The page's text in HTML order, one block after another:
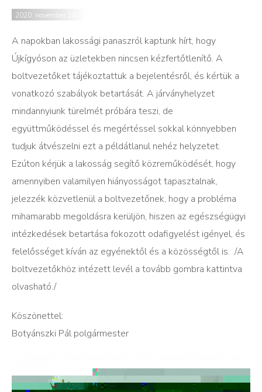
2020. november 18.
A napokban lakossági panaszról kaptunk hírt, hogy
Újkígyóson az üzletekben nincsen kézfertőtlenítő. A
boltvezetőket tájékoztattuk a bejelentésről, és kértük a
vonatkozó szabályok betartását. A járványhelyzet
mindannyiunk türelmét próbára teszi, de
együttműködéssel és megértéssel sokkal könnyebben
tudjuk átvészelni ezt a példátlanul nehéz helyzetet.
Ezúton kérjük a lakosság segítő közreműködését, hogy
amennyiben valamilyen hiányosságot tapasztalnak,
jelezzék közvetlenül a boltvezetőnek, hogy a probléma
mihamarabb megoldásra kerüljön, hiszen az egészségügyi
intézkedések betartása fokozott odafigyelést igényel, és
felelősséget kíván az egyénektől és a közösségtől is. /A
boltvezetőkhöz intézett levél a tovább gombra kattintva
olvasható./
Köszönettel:
Botyánszki Pál polgármester